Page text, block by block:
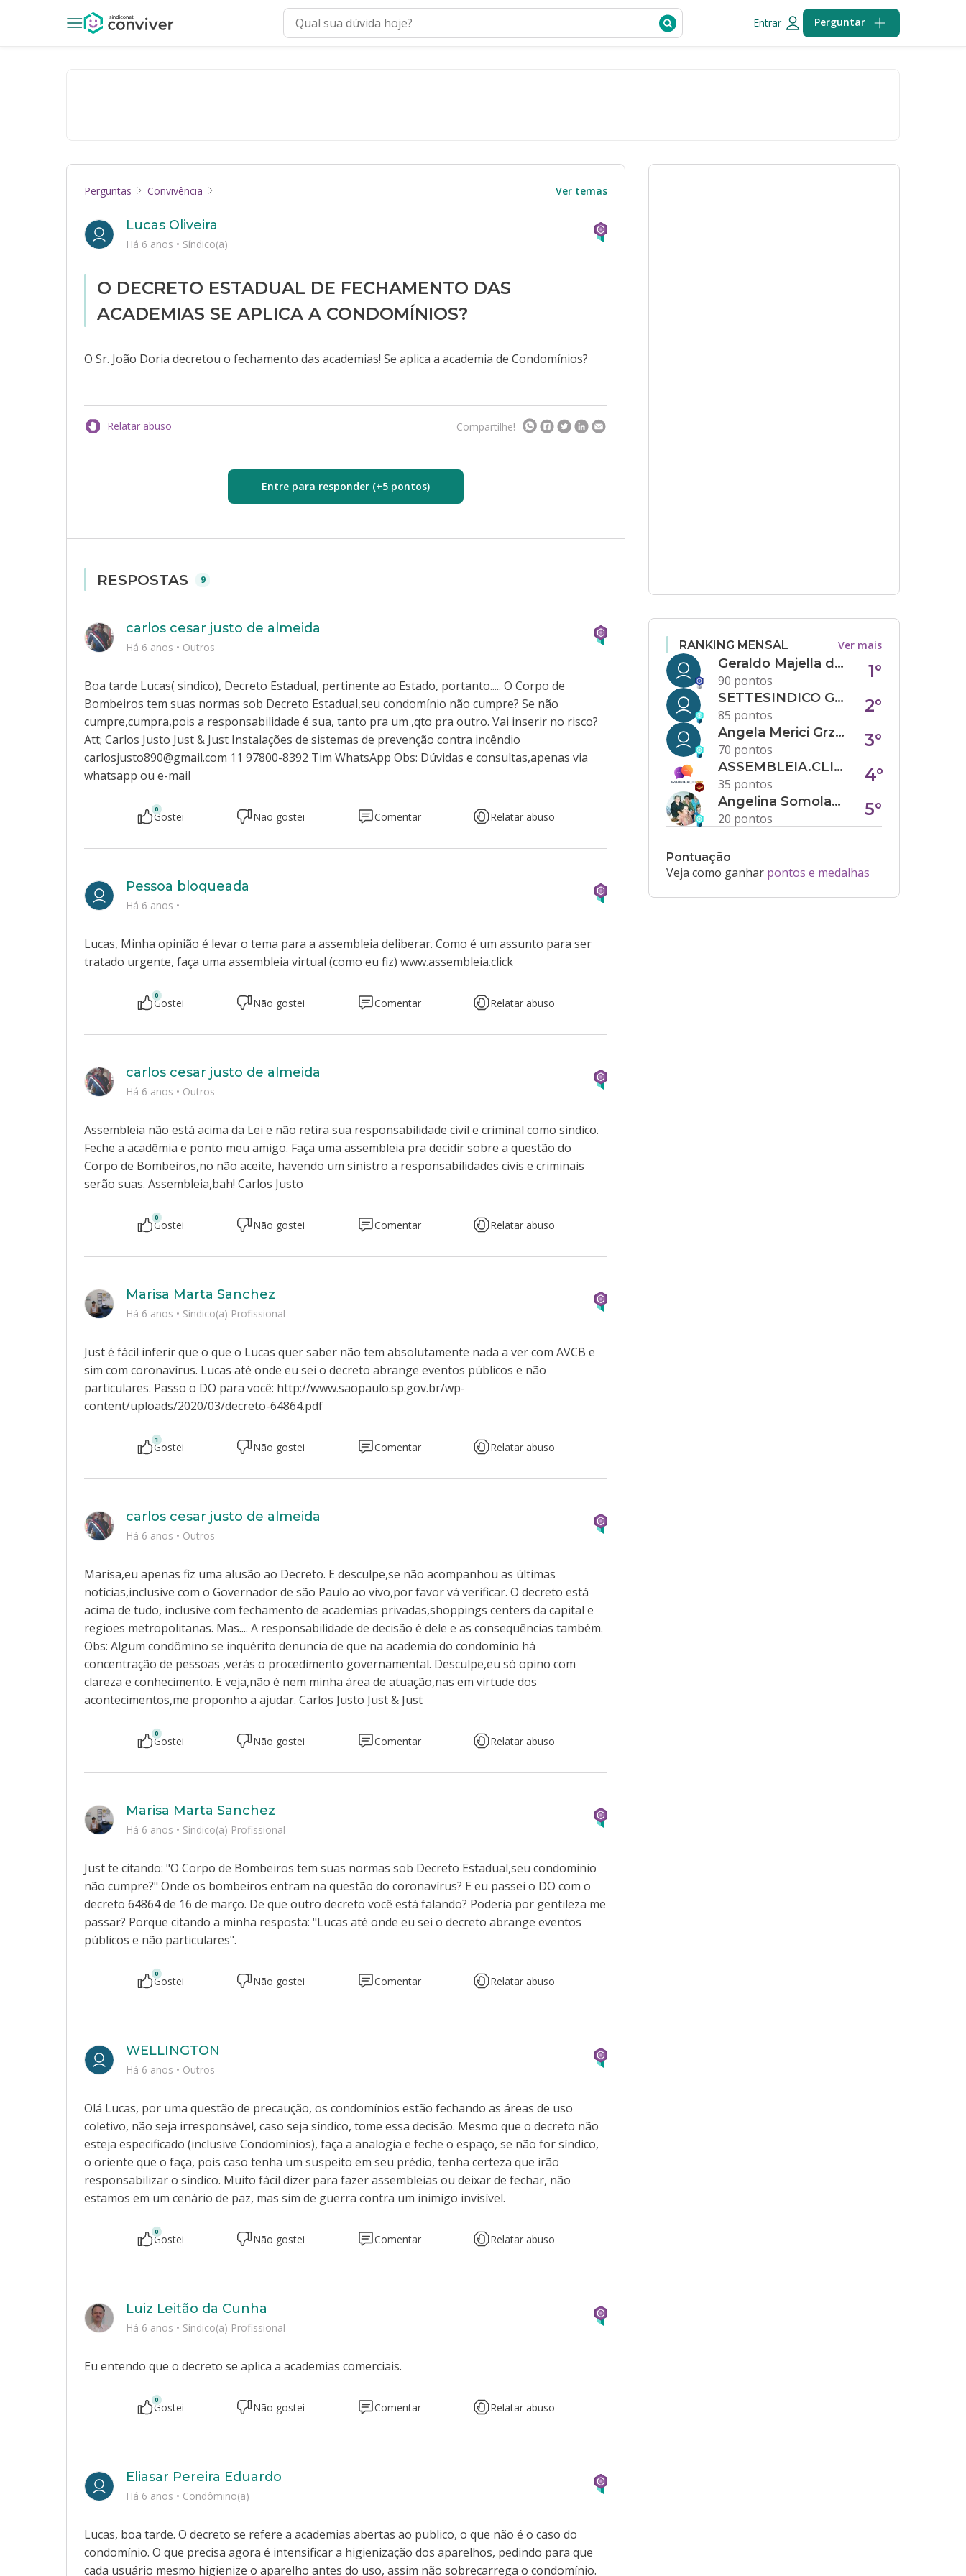
Entrar Perguntar
Perguntas Convivência Ver temas
O DECRETO ESTADUAL DE FECHAMENTO DAS
ACADEMIAS SE APLICA A CONDOMÍNIOS?
O Sr. João Doria decretou o fechamento das academias! Se aplica a academia de Condomínios?
Lucas Oliveira
Há 6 anos • Síndico(a)
Relatar abuso Compartilhe!
Entre para responder (+5 pontos)
RESPOSTAS 9
Boa tarde Lucas( sindico), Decreto Estadual, pertinente ao Estado, portanto..... O Corpo de
Bombeiros tem suas normas sob Decreto Estadual,seu condomínio não cumpre? Se não
cumpre,cumpra,pois a responsabilidade é sua, tanto pra um ,qto pra outro. Vai inserir no risco?
Att; Carlos Justo Just & Just Instalações de sistemas de prevenção contra incêndio
carlosjusto890@gmail.com 11 97800-8392 Tim WhatsApp Obs: Dúvidas e consultas,apenas via
whatsapp ou e-mail
carlos cesar justo de almeida
Há 6 anos • Outros
0
Gostei Não gostei Comentar Relatar abuso
Lucas, Minha opinião é levar o tema para a assembleia deliberar. Como é um assunto para ser
tratado urgente, faça uma assembleia virtual (como eu fiz) www.assembleia.click
Pessoa bloqueada
Há 6 anos •
0
Gostei Não gostei Comentar Relatar abuso
Assembleia não está acima da Lei e não retira sua responsabilidade civil e criminal como sindico.
Feche a acadêmia e ponto meu amigo. Faça uma assembleia pra decidir sobre a questão do
Corpo de Bombeiros,no não aceite, havendo um sinistro a responsabilidades civis e criminais
serão suas. Assembleia,bah! Carlos Justo
carlos cesar justo de almeida
Há 6 anos • Outros
0
Gostei Não gostei Comentar Relatar abuso
Just é fácil inferir que o que o Lucas quer saber não tem absolutamente nada a ver com AVCB e
sim com coronavírus. Lucas até onde eu sei o decreto abrange eventos públicos e não
particulares. Passo o DO para você: http://www.saopaulo.sp.gov.br/wp-
content/uploads/2020/03/decreto-64864.pdf
Marisa Marta Sanchez
Há 6 anos • Síndico(a) Profissional
1
Gostei Não gostei Comentar Relatar abuso
Marisa,eu apenas fiz uma alusão ao Decreto. E desculpe,se não acompanhou as últimas
notícias,inclusive com o Governador de são Paulo ao vivo,por favor vá verificar. O decreto está
acima de tudo, inclusive com fechamento de academias privadas,shoppings centers da capital e
regioes metropolitanas. Mas.... A responsabilidade de decisão é dele e as consequências também.
Obs: Algum condômino se inquérito denuncia de que na academia do condomínio há
concentração de pessoas ,verás o procedimento governamental. Desculpe,eu só opino com
clareza e conhecimento. E veja,não é nem minha área de atuação,nas em virtude dos
acontecimentos,me proponho a ajudar. Carlos Justo Just & Just
carlos cesar justo de almeida
Há 6 anos • Outros
0
Gostei Não gostei Comentar Relatar abuso
Just te citando: "O Corpo de Bombeiros tem suas normas sob Decreto Estadual,seu condomínio
não cumpre?" Onde os bombeiros entram na questão do coronavírus? E eu passei o DO com o
decreto 64864 de 16 de março. De que outro decreto você está falando? Poderia por gentileza me
passar? Porque citando a minha resposta: "Lucas até onde eu sei o decreto abrange eventos
públicos e não particulares".
Marisa Marta Sanchez
Há 6 anos • Síndico(a) Profissional
0
Gostei Não gostei Comentar Relatar abuso
Olá Lucas, por uma questão de precaução, os condomínios estão fechando as áreas de uso
coletivo, não seja irresponsável, caso seja síndico, tome essa decisão. Mesmo que o decreto não
esteja especificado (inclusive Condomínios), faça a analogia e feche o espaço, se não for síndico,
o oriente que o faça, pois caso tenha um suspeito em seu prédio, tenha certeza que irão
responsabilizar o síndico. Muito fácil dizer para fazer assembleias ou deixar de fechar, não
estamos em um cenário de paz, mas sim de guerra contra um inimigo invisível.
WELLINGTON
Há 6 anos • Outros
0
Gostei Não gostei Comentar Relatar abuso
Eu entendo que o decreto se aplica a academias comerciais.
Luiz Leitão da Cunha
Há 6 anos • Síndico(a) Profissional
0
Gostei Não gostei Comentar Relatar abuso
Lucas, boa tarde. O decreto se refere a academias abertas ao publico, o que não é o caso do
condomínio. O que precisa agora é intensificar a higienização dos aparelhos, pedindo para que
cada usuário mesmo higienize o aparelho antes do uso, assim não sobrecarrega o condomínio.
Eliasar Pereira Eduardo
Há 6 anos • Condômino(a)
RANKING MENSAL Ver mais
Geraldo Majella da Silva
90 pontos
1°
SETTESINDICO GOVERNANÇA CONDOMINIAL
85 pontos
2°
Angela Merici Grzybowski
70 pontos
3°
ASSEMBLEIA.CLICK
35 pontos
4°
Angelina Somolanji R. Oliveira
20 pontos
5°
Pontuação
Veja como ganhar pontos e medalhas